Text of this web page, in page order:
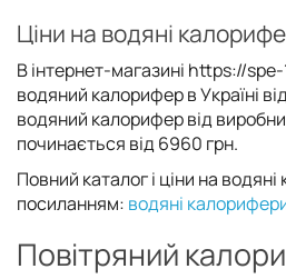
Ціни на водяні
В інтернет-магазині https://
водяний калорифер в Україні
водяний калорифер від
починається від 6960 грн.
Повний каталог і ціни на
посиланням: водяні
Повітряний